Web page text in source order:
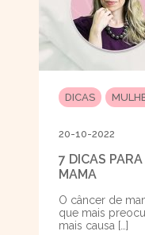
DICAS
20-10-2022
7 DICAS
MAMA
O câncer de
que mais
mais causa […]